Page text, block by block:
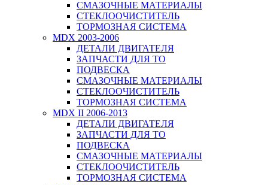
СМАЗОЧНЫЕ МАТЕРИАЛЫ
СТЕКЛООЧИСТИТЕЛЬ
ТОРМОЗНАЯ СИСТЕМА
MDX 2003-2006
ДЕТАЛИ ДВИГАТЕЛЯ
ЗАПЧАСТИ ДЛЯ ТО
ПОДВЕСКА
СМАЗОЧНЫЕ МАТЕРИАЛЫ
СТЕКЛООЧИСТИТЕЛЬ
ТОРМОЗНАЯ СИСТЕМА
MDX II 2006-2013
ДЕТАЛИ ДВИГАТЕЛЯ
ЗАПЧАСТИ ДЛЯ ТО
ПОДВЕСКА
СМАЗОЧНЫЕ МАТЕРИАЛЫ
СТЕКЛООЧИСТИТЕЛЬ
ТОРМОЗНАЯ СИСТЕМА